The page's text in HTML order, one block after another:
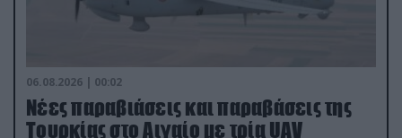
06.08.2026 | 00:02
Νέες παραβιάσεις και παραβάσεις της
Τουρκίας στο Αιγαίο με τρία UAV